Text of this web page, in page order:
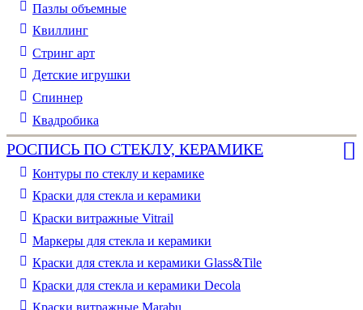
Пазлы объемные
Квиллинг
Стринг арт
Детские игрушки
Спиннер
Квадробика
РОСПИСЬ ПО СТЕКЛУ, КЕРАМИКЕ
Контуры по стеклу и керамике
Краски для стекла и керамики
Краски витражные Vitrail
Маркеры для стекла и керамики
Краски для стекла и керамики Glass&Tile
Краски для стекла и керамики Decola